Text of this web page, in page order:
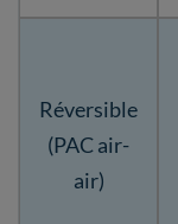
Réversible
(PAC air-
air)